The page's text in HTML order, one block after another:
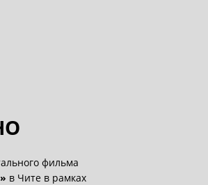
фильма
в Чите в рамках